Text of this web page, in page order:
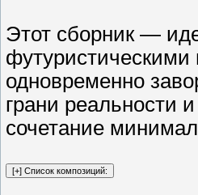
Этот сборник —
одновременно
грани реальности
сочетание